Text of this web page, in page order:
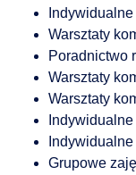
Warsztaty
Poradnictwo
Warsztaty
Warsztaty
Grupowe